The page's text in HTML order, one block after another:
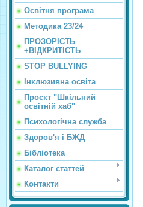
Освітня програма
Методика 23/24
ПРОЗОРІСТЬ
+ВІДКРИТІСТЬ
STOP BULLYING
Інклюзивна освіта
Проєкт "Шкільний
освітній хаб"
Психологічна служба
Здоров'я і БЖД
Бібліотека
Каталог статтей
Контакти